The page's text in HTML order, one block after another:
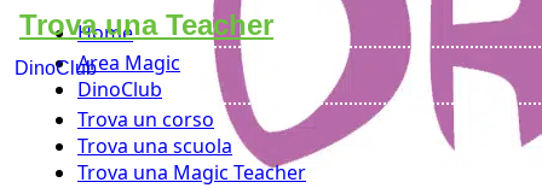
Home
Area Magic
DinoClub
Trova un corso
Trova una scuola
Trova una Magic Teacher
Trova una Teacher
DinoClub